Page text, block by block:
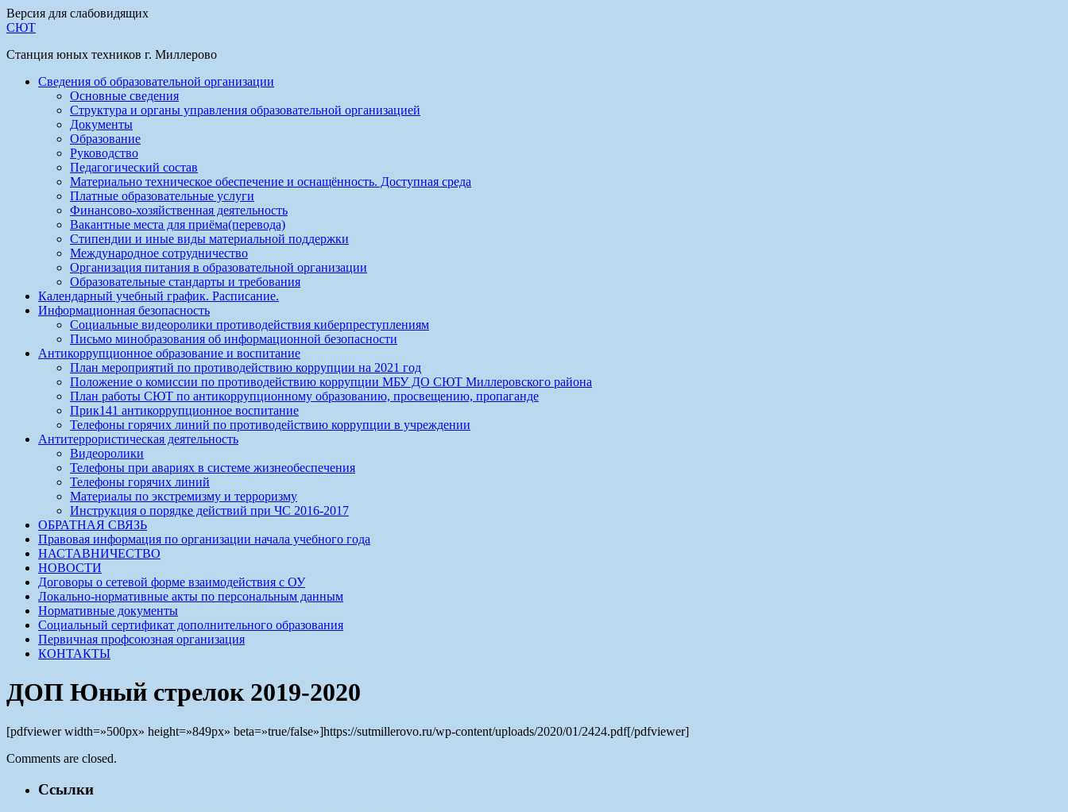
Версия для слабовидящих
СЮТ
Станция юных техников г. Миллерово
Сведения об образовательной организации
Основные сведения
Структура и органы управления образовательной организацией
Документы
Образование
Руководство
Педагогический состав
Материально техническое обеспечение и оснащённость. Доступная среда
Платные образовательные услуги
Финансово-хозяйственная деятельность
Вакантные места для приёма(перевода)
Стипендии и иные виды материальной поддержки
Международное сотрудничество
Организация питания в образовательной организации
Образовательные стандарты и требования
Календарный учебный график. Расписание.
Информационная безопасность
Социальные видеоролики противодействия киберпреступлениям
Письмо минобразования об информационной безопасности
Антикоррупционное образование и воспитание
План мероприятий по противодействию коррупции на 2021 год
Положение о комиссии по противодействию коррупции МБУ ДО СЮТ Миллеровского района
План работы СЮТ по антикоррупционному образованию, просвещению, пропаганде
Прик141 антикоррупционное воспитание
Телефоны горячих линий по противодействию коррупции в учреждении
Антитеррористическая деятельность
Видеоролики
Телефоны при авариях в системе жизнеобеспечения
Телефоны горячих линий
Материалы по экстремизму и терроризму
Инструкция о порядке действий при ЧС 2016-2017
ОБРАТНАЯ СВЯЗЬ
Правовая информация по организации начала учебного года
НАСТАВНИЧЕСТВО
НОВОСТИ
Договоры о сетевой форме взаимодействия с ОУ
Локально-нормативные акты по персональным данным
Нормативные документы
Социальный сертификат дополнительного образования
Первичная профсоюзная организация
КОНТАКТЫ
ДОП Юный стрелок 2019-2020
[pdfviewer width=»500px» height=»849px» beta=»true/false»]https://sutmillerovo.ru/wp-content/uploads/2020/01/2424.pdf[/pdfviewer]
Comments are closed.
Ссылки